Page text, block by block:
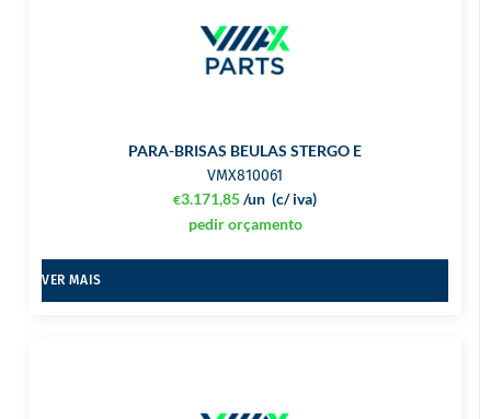
PARA-BRISAS BEULAS STERGO E
VMX810061
€3.171,85 (c/ iva)
/un
pedir orçamento
VER MAIS